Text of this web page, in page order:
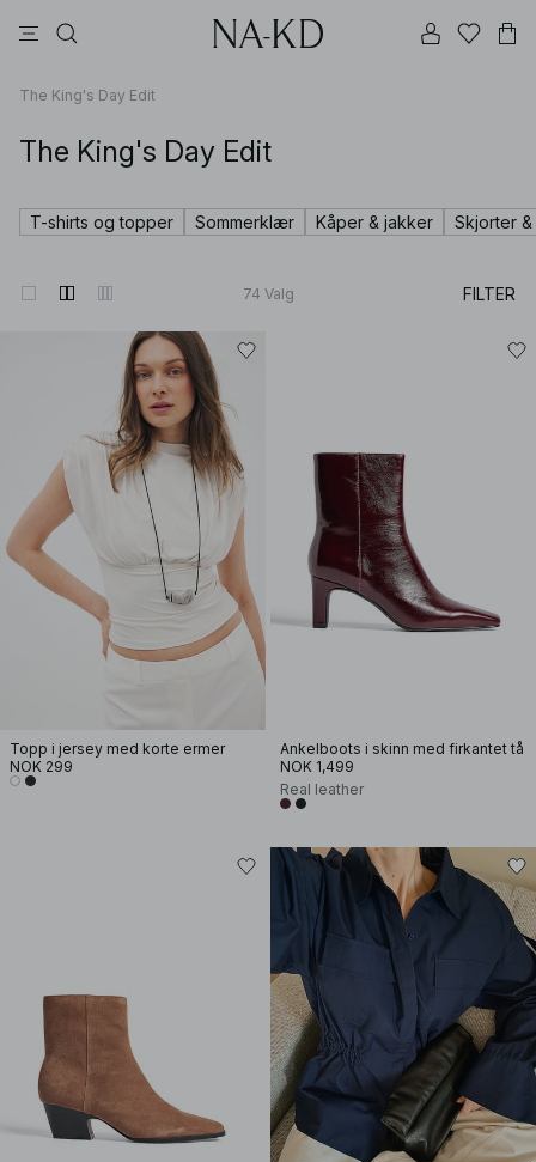
The King's Day Edit
The King's Day Edit
T-shirts og topper Sommerklær Kåper & jakker Skjorter &
74 Valg FILTER
Topp i jersey med korte ermer
NOK 299
Ankelboots i skinn med firkantet tå
NOK 1,499
Real leather